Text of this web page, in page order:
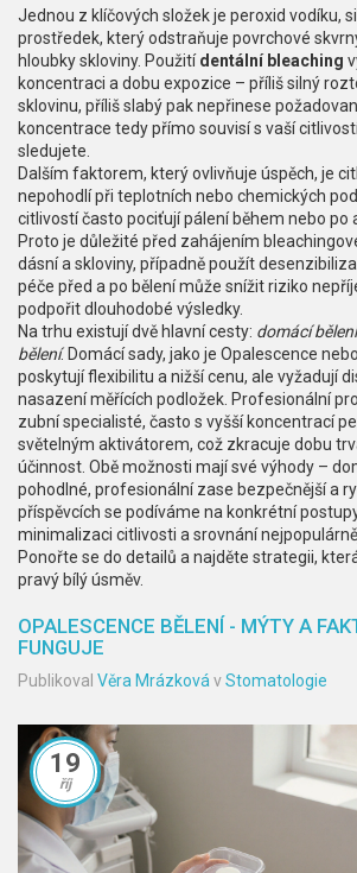
Jednou z klíčových složek je peroxid vodíku,
prostředek, který odstraňuje povrchové
hloubky skloviny. Použitídentální bleaching
koncentraci a dobu expozice – příliš silný
sklovinu, příliš slabý pak nepřinese
koncentrace tedy přímo souvisí s vaší
sledujete.
Dalším faktorem, který ovlivňuje úspěch, je
nepohodlí při teplotních nebo chemických
citlivostí často pociťují pálení během nebo po
Proto je důležité před zahájením
dásní a skloviny, případně použít
péče před a po bělení může snížit riziko
podpořit dlouhodobé výsledky.
Na trhu existují dvě hlavní cesty: domácí bělení
bělení. Domácí sady, jako je Opalescence
poskytují flexibilitu a nižší cenu, ale vyžadují
nasazení měřících podložek. Profesionální
zubní specialisté, často s vyšší koncentrací
světelným aktivátorem, což zkracuje dobu
účinnost. Obě možnosti mají své výhody –
pohodlné, profesionální zase bezpečnější a
příspěvcích se podíváme na konkrétní
minimalizaci citlivosti a srovnání
Ponořte se do detailů a najděte strategii,
pravý bílý úsměv.
OPALESCENCE BĚLENÍ - MÝTY A
FUNGUJE
Publikoval Věra Mrázková vStomatologie
19
říj